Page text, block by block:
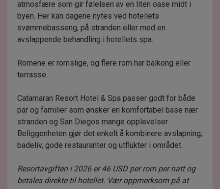
atmosfære som gir følelsen av en liten oase midt i
byen. Her kan dagene nytes ved hotellets
svømmebasseng, på stranden eller med en
avslappende behandling i hotellets spa.
Romene er romslige, og flere rom har balkong eller
terrasse.
Catamaran Resort Hotel & Spa passer godt for både
par og familier som ønsker en komfortabel base nær
stranden og San Diegos mange opplevelser.
Beliggenheten gjør det enkelt å kombinere avslapning,
badeliv, gode restauranter og utflukter i området.
Resortavgiften i 2026 er 46 USD per rom per natt og
betales direkte til hotellet. Vær oppmerksom på at